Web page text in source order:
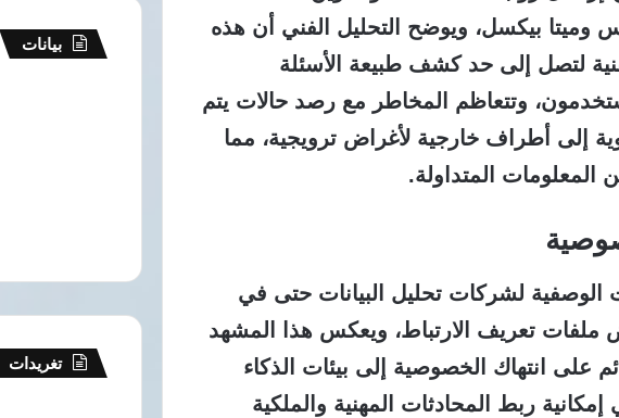
وميتا بيكسل، ويوضح التحليل الفني أن هذه
لتصل إلى حد كشف طبيعة الأسئلة
وتتعاظم المخاطر مع رصد حالات يتم
إلى أطراف خارجية لأغراض ترويجية، مما
المتداولة.
الوصفية لشركات تحليل البيانات حتى في
تعريف الارتباط، ويعكس هذا المشهد
على انتهاك الخصوصية إلى بيئات الذكاء
ربط المحادثات المهنية والملكية
بيانات
تغريدات